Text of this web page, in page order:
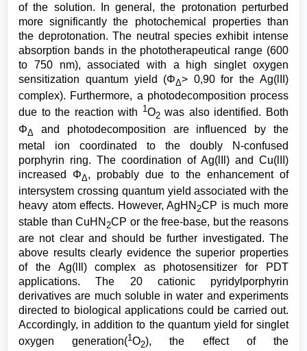
of the solution. In general, the protonation perturbed
more significantly the photochemical properties than
the deprotonation. The neutral species exhibit intense
absorption bands in the phototherapeutical range (600
to 750 nm), associated with a high singlet oxygen
sensitization quantum yield (ΦΔ> 0,90 for the Ag(lII)
complex). Furthermore, a photodecomposition process
due to the reaction with 1O2was also identified. Both
ΦΔ
and photodecomposition are influenced by the
metal ion coordinated to the doubly N-confused
porphyrin ring. The coordination of Ag(lIl) and Cu(lII)
increased ΦΔ, probably due to the enhancement of
intersystem crossing quantum yield associated with the
heavy atom effects. However, AgHN 2CP is much more
stable than CuHN 2CP or the free-base, but the reasons
are not clear and should be further investigated. The
above results clearly evidence the superior properties
of the Ag(lIl) complex as photosensitizer for PDT
applications. The 20 cationic pyridylporphyrin
derivatives are much soluble in water and experiments
directed to biological applications could be carried out.
Accordingly, in addition to the quantum yield for singlet
oxygen generation(1O2), the effect of the